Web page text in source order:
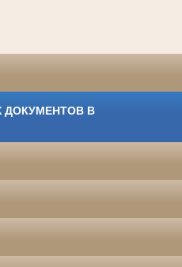
ДОКУМЕНТОВ В